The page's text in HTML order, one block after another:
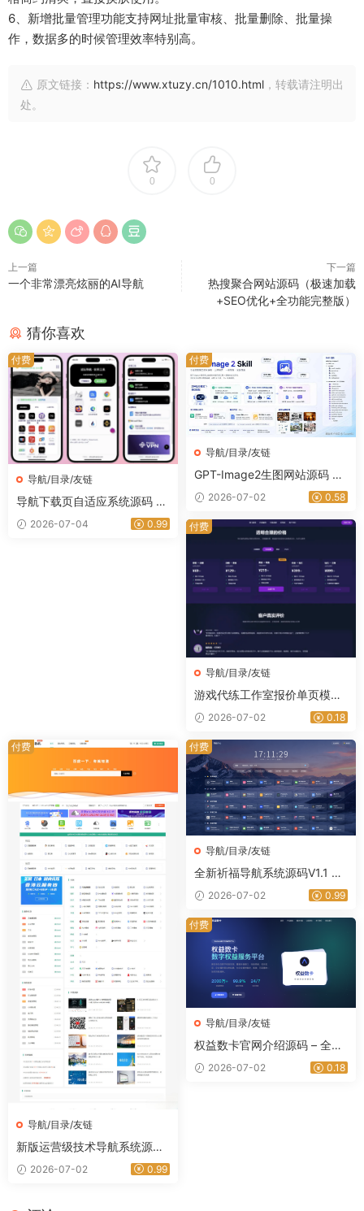
6、新增批量管理功能支持网址批量审核、批量删除、批量操
作，数据多的时候管理效率特别高。
原文链接： https://www.xtuzy.cn/1010.html ，转载请注明出
处。
0 0
上一篇
一个非常漂亮炫丽的AI导航
下一篇
热搜聚合网站源码（极速加载
+SEO优化+全功能完整版）
猜你喜欢
导航/目录/友链
导航下载页自适应系统源码 自
带管理后台一键部署-星途资源
网
2026-07-04 0.99
付费
导航/目录/友链
GPT-Image2生图网站源码 最
新开源文生图平台私有化部署
｜星途资源网
2026-07-02 0.58
付费
导航/目录/友链
游戏代练工作室报价单页模板
游戏代练接单宣传网站源码｜
星途资源网
2026-07-02 0.18
付费
导航/目录/友链
新版运营级技术导航系统源码_
附带新秀导航全站数据｜星途
资源网
2026-07-02 0.99
付费
导航/目录/友链
全新祈福导航系统源码V1.1 毛
玻璃UI效果 支持ping延迟｜星
途资源网
2026-07-02 0.99
付费
导航/目录/友链
权益数卡官网介绍源码 – 全开
源带后台｜星途资源网
2026-07-02 0.18
付费